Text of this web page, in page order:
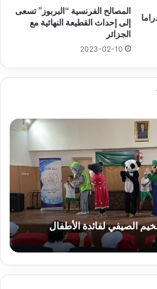
المصالح الفرنسية “البربوز” تسعى
إلى إحداث القطيعة النهائية مع
الجزائر
2023-02-10
الصيفي لفائدة الأطفال